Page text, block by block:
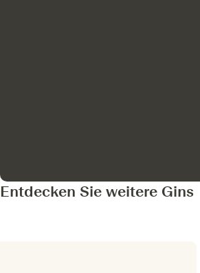
Entdecken Sie weitere Gins